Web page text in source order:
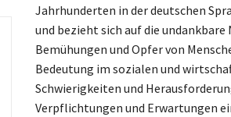
Jahrhunderten in der deutschen
und bezieht sich auf die
Bemühungen und Opfer von
Bedeutung im sozialen und
Schwierigkeiten und
Verpflichtungen und Erwartungen